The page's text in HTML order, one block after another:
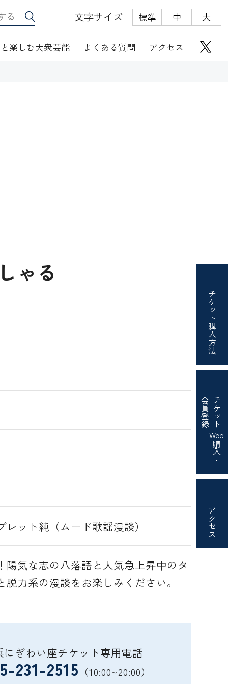
文字サイズ 標準 中 大
楽しむ大衆芸能 よくある質問 アクセス
チケット
購入方法
チケット
Web
購入・
会員登録
アクセス
ゃる
ット純（ムード歌謡漫談）
気な志の八落語と人気急上昇中のタ
力系の漫談をお楽しみください。
にぎわい座チケット専用電話
231-2515 （10:00~20:00）